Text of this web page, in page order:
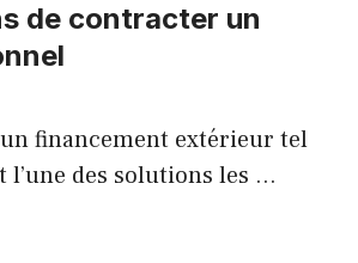
de contracter un
financement extérieur tel
l’une des solutions les …